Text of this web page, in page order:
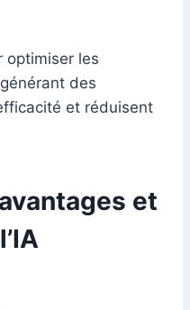
optimiser les
des
et réduisent
et